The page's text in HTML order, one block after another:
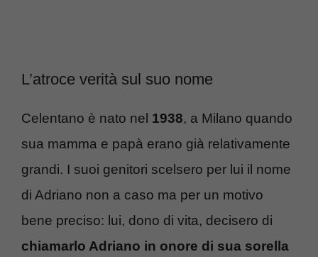
L’atroce verità sul suo nome
Celentano è nato nel 1938, a Milano quando
sua mamma e papà erano già relativamente
grandi. I suoi genitori scelsero per lui il nome
di Adriano non a caso ma per un motivo
bene preciso: lui, dono di vita, decisero di
chiamarlo Adriano in onore di sua sorella